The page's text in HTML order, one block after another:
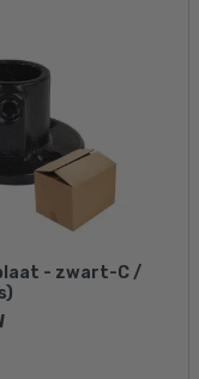
- zwart-C /